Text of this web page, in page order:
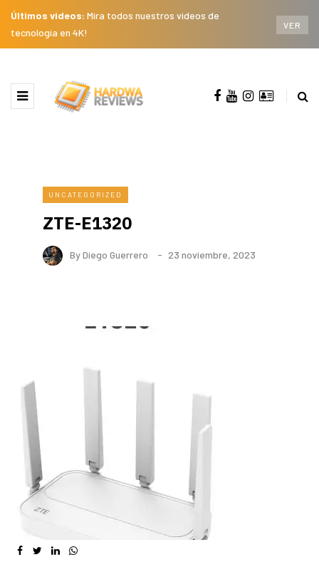
Últimos videos: Mira todos nuestros videos de
tecnología en 4K!
VER
UNCATEGORIZED
ZTE-E1320
ByDiego Guerrero 23 noviembre, 2023